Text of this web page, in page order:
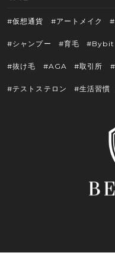
仮想通貨 アートメイク
シャンプー 育毛 Bybit
抜け毛 AGA 取引所
テストステロン 生活習慣